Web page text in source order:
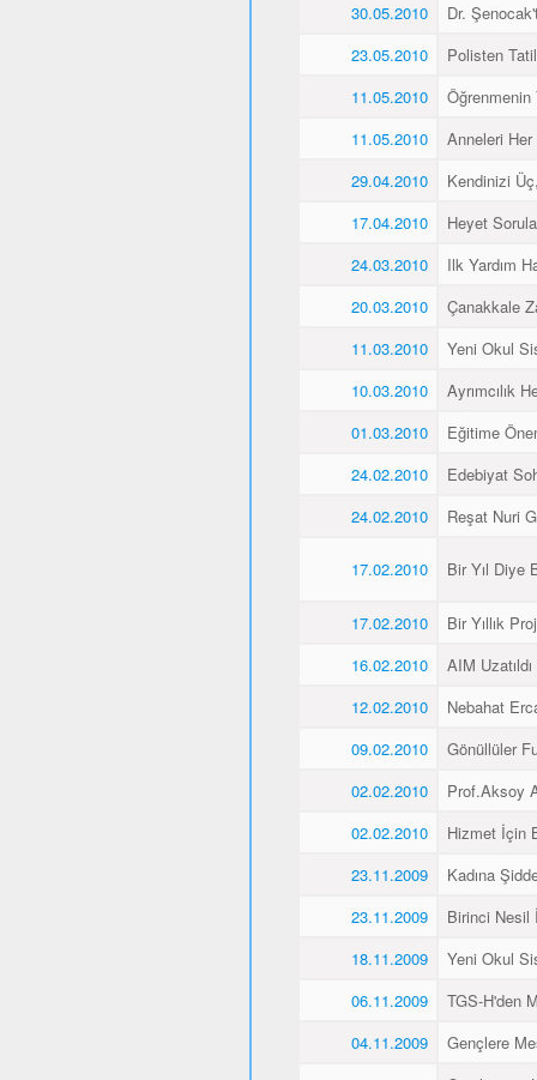
30.05.2010
Dr.
23.05.2010
Polisten
11.05.2010
Öğrenmenin
11.05.2010
Anneleri Her
29.04.2010
Kendinizi
17.04.2010
Heyet
24.03.2010
Ilk Yardım
20.03.2010
Çanakkale
11.03.2010
Yeni Okul
10.03.2010
Ayrımcılık
01.03.2010
Eğitime
24.02.2010
Edebiyat
24.02.2010
Reşat Nuri
17.02.2010 Bir Yıl Diye
17.02.2010
Bir Yıllık
16.02.2010
AIM Uzatıldı
12.02.2010
Nebahat
09.02.2010
Gönüllüler
02.02.2010
Prof.Aksoy
02.02.2010
Hizmet İçin
23.11.2009
Kadına
23.11.2009
Birinci Nesil
18.11.2009
Yeni Okul
06.11.2009
TGS-H'den
04.11.2009
Gençlere